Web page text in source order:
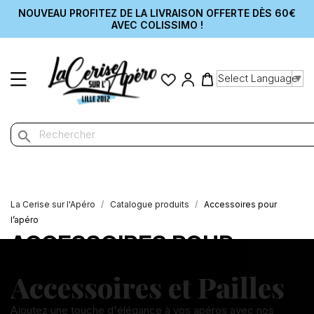
NOUVEAU PROFITEZ DE LA LIVRAISON OFFERTE DÈS 60€
AVEC COLISSIMO !
Select Language▼
search
La Cerise sur l'Apéro Catalogue produits
Accessoires pour
l’apéro
ACCESSOIRES POUR
Accessoires et Pailles
Ajoutez une touche d'élégance à vos apéros avec nos